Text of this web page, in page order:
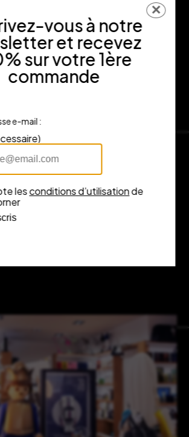
sur Google Maps
vous à notre
et recevez
sur votre 1ère
commande
e-mail :
lesconditions d’utilisationde
✕